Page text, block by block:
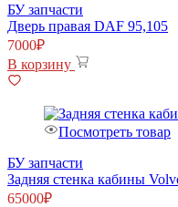
БУ запчасти
Дверь правая DAF 95,105
7000₽
В корзину
Посмотреть товар
БУ запчасти
Задняя стенка кабины
65000₽